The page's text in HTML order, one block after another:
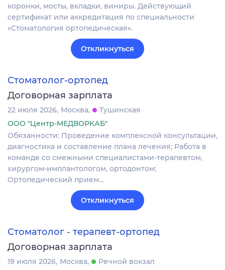
коронки, мосты, вкладки, виниры. Действующий
сертификат или аккредитация по специальности
«Стоматология ортопедическая».
Откликнуться
Стоматолог-ортопед
Договорная зарплата
22 июля 2026 Москва
Тушинская
ООО "Центр-МЕДВОРКАБ"
Обязанности: Проведение комплексной консультации,
диагностика и составление плана лечения; Работа в
команде со смежными специалистами-терапевтом,
хирургом-имплантологом, ортодонтом;
Ортопедический прием…
Откликнуться
Стоматолог - терапевт-ортопед
Договорная зарплата
19 июля 2026 Москва
Речной вокзал